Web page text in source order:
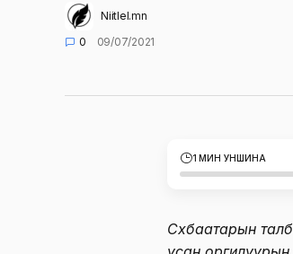
Niitlel.mn
0
09/07/2021
1 МИН УНШИНА
Сүхбаатарын